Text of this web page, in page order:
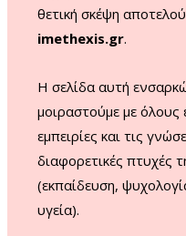
θετική σκέψη
imethexis.gr.
H σελίδα αυτή
μοιραστούμε με όλους
εμπειρίες και τις
διαφορετικές πτυχές
(εκπαίδευση,
υγεία).